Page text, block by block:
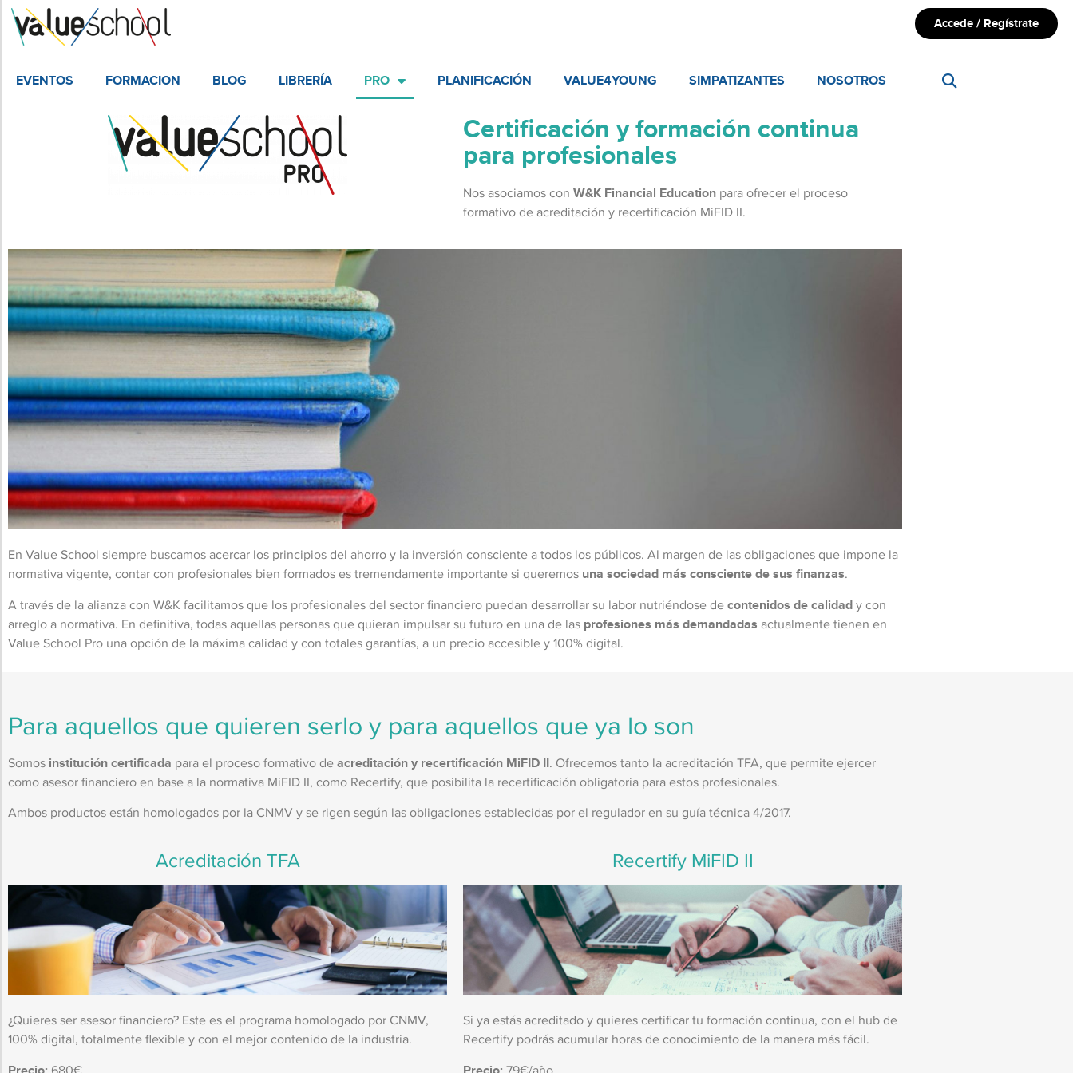
Accede / Regístrate
EVENTOS FORMACION BLOG LIBRERÍA PRO PLANIFICACIÓN VALUE4YOUNG SIMPATIZANTES NOSOTROS
Certificación y formación continua
para profesionales
Nos asociamos con W&K Financial Education para ofrecer el proceso
formativo de acreditación y recertificación MiFID II.
En Value School siempre buscamos acercar los principios del ahorro y la inversión consciente a todos los públicos. Al margen de las obligaciones que impone la
normativa vigente, contar con profesionales bien formados es tremendamente importante si queremos una sociedad más consciente de sus finanzas.
A través de la alianza con W&K facilitamos que los profesionales del sector financiero puedan desarrollar su labor nutriéndose decontenidos de calidady con
arreglo a normativa. En definitiva, todas aquellas personas que quieran impulsar su futuro en una de las profesiones más demandadas actualmente tienen en
Value School Pro una opción de la máxima calidad y con totales garantías, a un precio accesible y 100% digital.
Para aquellos que quieren serlo y para aquellos que ya lo son
Somos institución certificada para el proceso formativo deacreditación y recertificación MiFID II. Ofrecemos tanto la acreditación TFA, que permite ejercer
como asesor financiero en base a la normativa MiFID II, como Recertify, que posibilita la recertificación obligatoria para estos profesionales.
Ambos productos están homologados por la CNMV y se rigen según las obligaciones establecidas por el regulador en su guía técnica 4/2017.
Acreditación TFA
¿Quieres ser asesor financiero? Este es el programa homologado por CNMV,
100% digital, totalmente flexible y con el mejor contenido de la industria.
Recertify MiFID II
Si ya estás acreditado y quieres certificar tu formación continua, con el hub de
Recertify podrás acumular horas de conocimiento de la manera más fácil.